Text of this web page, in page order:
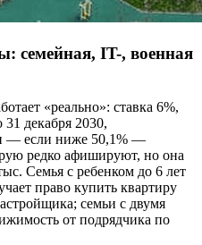
семейная, IT-, военная
«реально»: ставка 6%,
декабря 2030,
— если ниже 50,1% —
редко афишируют, но она
Семья с ребенком до 6 лет
право купить квартиру
семьи с двумя
от подрядчика по